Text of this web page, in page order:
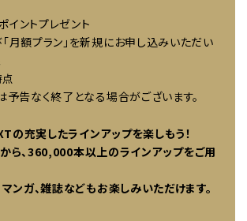
ントプレゼント
月額プラン」を新規にお申し込みいただい
告なく終了となる場合がございます。
の充実したラインアップを楽しもう！
ら、360,000本以上のラインアップをご用
ンガ、雑誌などもお楽しみいただけます。